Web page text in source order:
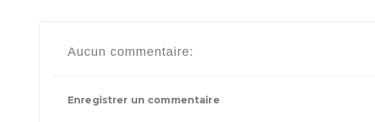
Aucun commentaire:
Enregistrer un commentaire